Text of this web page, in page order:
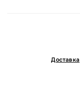
Доставка